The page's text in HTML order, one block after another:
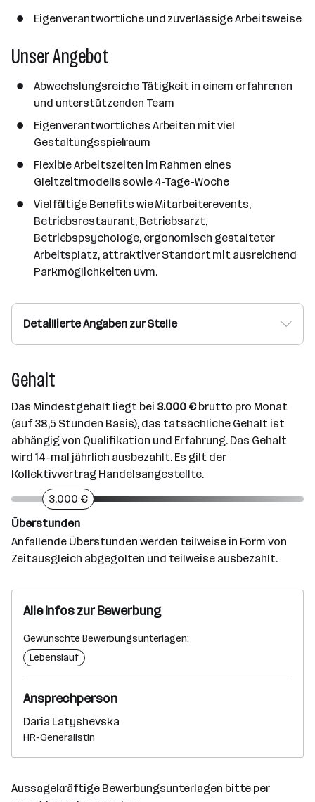
Eigenverantwortliche und zuverlässige Arbeitsweise
Unser Angebot
Abwechslungsreiche Tätigkeit in einem erfahrenen
und unterstützenden Team
Eigenverantwortliches Arbeiten mit viel
Gestaltungsspielraum
Flexible Arbeitszeiten im Rahmen eines
Gleitzeitmodells sowie 4‑Tage-Woche
Vielfältige Benefits wie Mitarbeiterevents,
Betriebsrestaurant, Betriebsarzt,
Betriebspsychologe, ergonomisch gestalteter
Arbeitsplatz, attraktiver Standort mit ausreichend
Parkmöglichkeiten uvm.
Detaillierte Angaben zur Stelle
Gehalt
Das Mindestgehalt liegt bei 3.000 €brutto pro Monat
(auf 38,5 Stunden Basis), das tatsächliche Gehalt ist
abhängig von Qualifikation und Erfahrung. Das Gehalt
wird 14-mal jährlich ausbezahlt. Es gilt der
Kollektivvertrag Handelsangestellte.
3.000 €
Überstunden
Anfallende Überstunden werden teilweise in Form von
Zeitausgleich abgegolten und teilweise ausbezahlt.
Alle Infos zur Bewerbung
Gewünschte Bewerbungsunterlagen:
Lebenslauf
Ansprechperson
Daria Latyshevska
HR-Generalistin
Aussagekräftige Bewerbungsunterlagen bitte per